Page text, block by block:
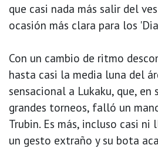
que casi nada más salir del
ocasión más clara para los
Con un cambio de ritmo
hasta casi la media luna del
sensacional a Lukaku, que, en
grandes torneos, falló un
Trubin. Es más, incluso casi
un gesto extraño y su bota